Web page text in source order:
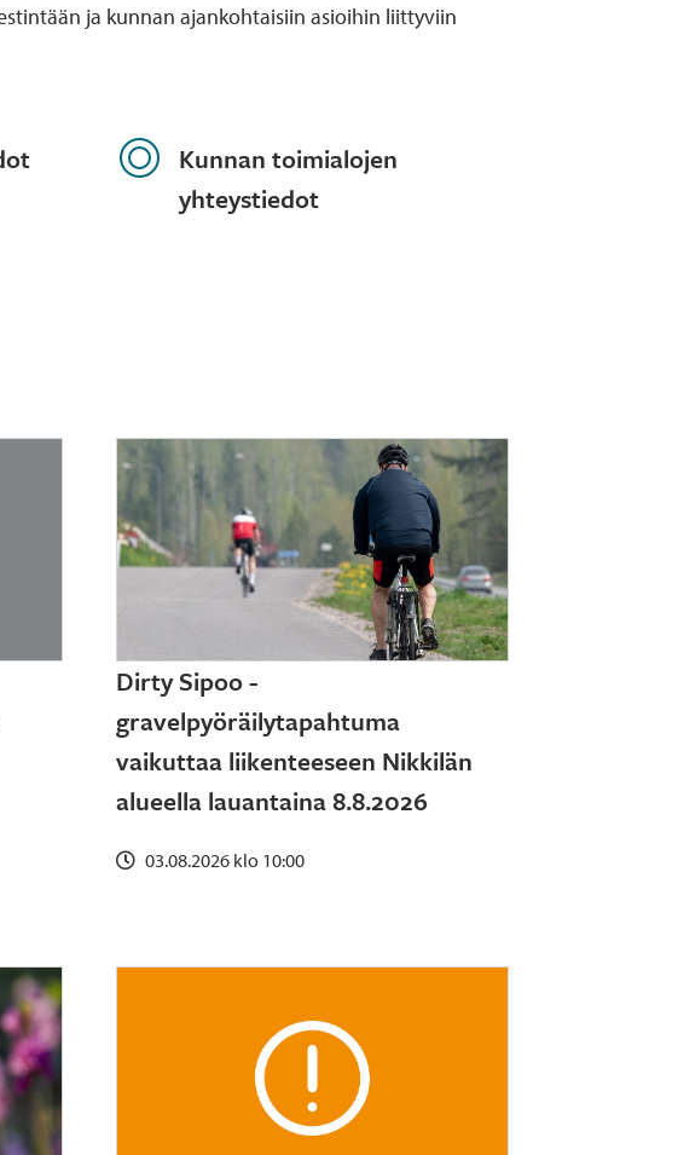
ja kunnan ajankohtaisiin asioihin liittyviin
Kunnan toimialojen
yhteystiedot
Dirty Sipoo -
gravelpyöräilytapahtuma
vaikuttaa liikenteeseen Nikkilän
alueella lauantaina 8.8.2026
03.08.2026 klo 10:00